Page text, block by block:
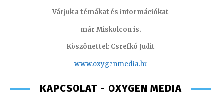
Várjuk a témákat és információkat
már Miskolcon is.
Köszönettel: Csrefkó Judit
www.oxygenmedia.hu
KAPCSOLAT - OXYGEN MEDIA